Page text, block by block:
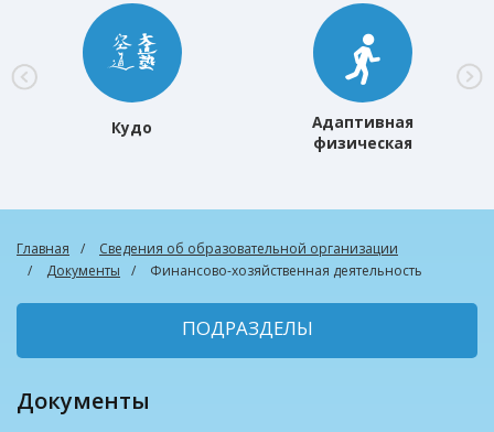
Кудо
Адаптивная
физическая
Главная
Сведения об образовательной организации
Документы
Финансово-хозяйственная деятельность
ПОДРАЗДЕЛЫ
Документы